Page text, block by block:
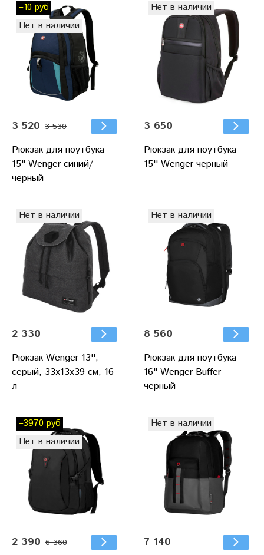
–10 руб
Нет в наличии
3 520 3 530
Рюкзак для ноутбука
15" Wenger синий/
черный
Нет в наличии
3 650
Рюкзак для ноутбука
15'' Wenger черный
Нет в наличии
2 330
Рюкзак Wenger 13'',
cерый, 33х13х39 см, 16
л
Нет в наличии
8 560
Рюкзак для ноутбука
16" Wenger Buffer
черный
–3970 руб
Нет в наличии
2 390 6 360
Нет в наличии
7 140